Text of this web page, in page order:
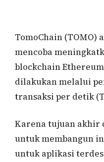
TomoChain (TOMO)
mencoba
blockchain
dilakukan melalui
transaksi per detik
Karena tujuan akhir
untuk membangun
untuk aplikasi